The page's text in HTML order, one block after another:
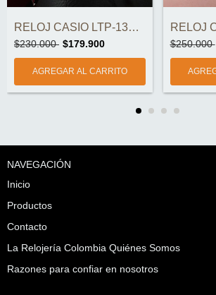
RELOJ CASIO LTP-1302D-1A1VDF MUJER ORIGI...
$230.000 $179.900 $250.000
NAVEGACIÓN
Inicio
Productos
Contacto
La Relojería Colombia Quiénes Somos
Razones para confiar en nosotros